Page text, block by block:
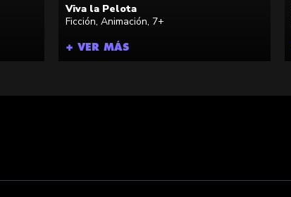
Viva la Pelota
Ficción, Animación, 7+
+ VER MÁS